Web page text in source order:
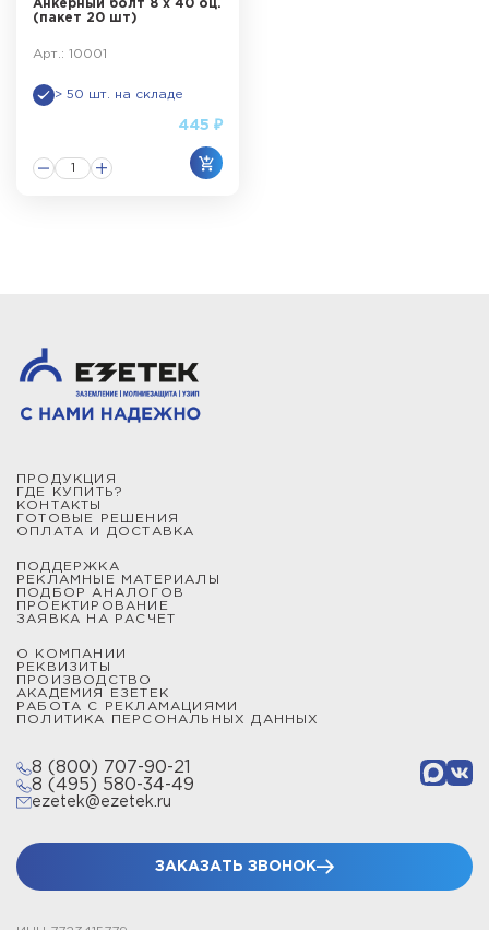
Анкерный болт 8 х 40 оц.
(пакет 20 шт)
Арт.: 10001
> 50 шт. на складе
445 ₽
ПРОДУКЦИЯ
ГДЕ КУПИТЬ?
КОНТАКТЫ
ГОТОВЫЕ РЕШЕНИЯ
ОПЛАТА И ДОСТАВКА
ПОДДЕРЖКА
РЕКЛАМНЫЕ МАТЕРИАЛЫ
ПОДБОР АНАЛОГОВ
ПРОЕКТИРОВАНИЕ
ЗАЯВКА НА РАСЧЕТ
О КОМПАНИИ
РЕКВИЗИТЫ
ПРОИЗВОДСТВО
АКАДЕМИЯ ЕЗЕТЕК
РАБОТА С РЕКЛАМАЦИЯМИ
ПОЛИТИКА ПЕРСОНАЛЬНЫХ ДАННЫХ
8 (800) 707-90-21
8 (495) 580-34-49
ezetek@ezetek.ru
ЗАКАЗАТЬ ЗВОНОК